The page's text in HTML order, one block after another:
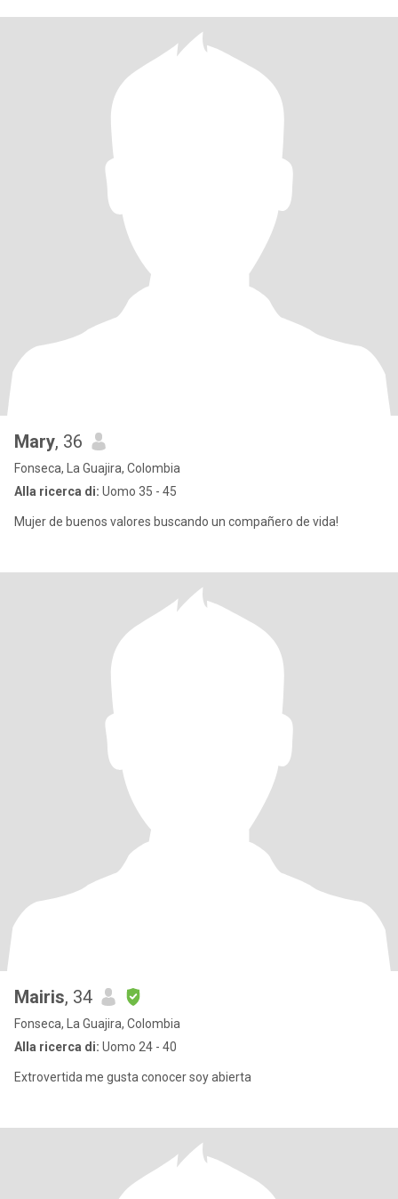
Mary, 36
Fonseca, La Guajira, Colombia
Alla ricerca di: Uomo 35 - 45
Mujer de buenos valores buscando un compañero de vida!
Mairis, 34
Fonseca, La Guajira, Colombia
Alla ricerca di: Uomo 24 - 40
Extrovertida me gusta conocer soy abierta